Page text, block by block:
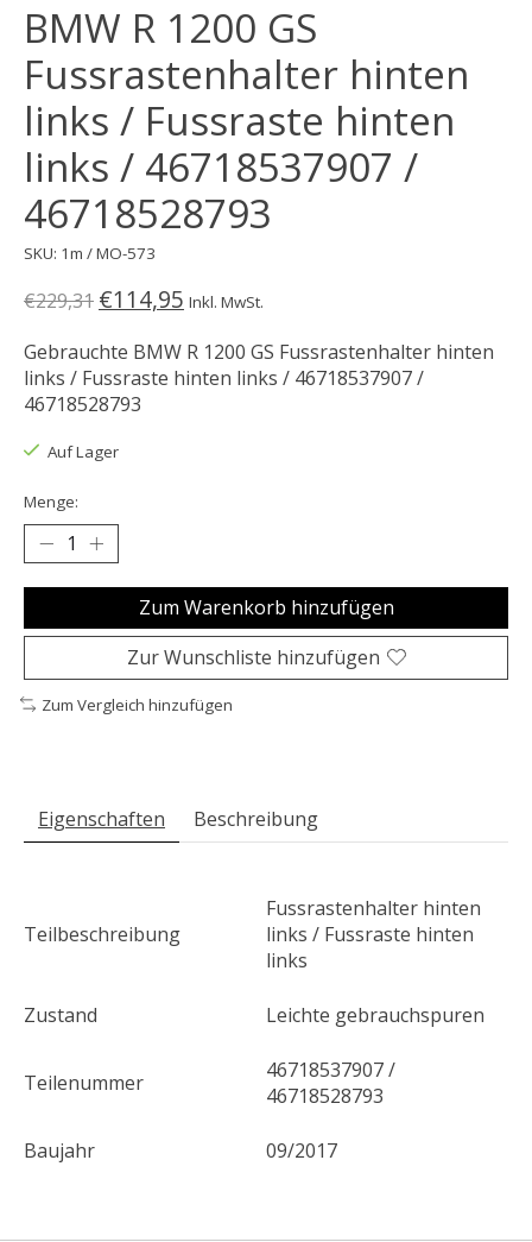
BMW R 1200 GS
Fussrastenhalter hinten
links / Fussraste hinten
links / 46718537907 /
46718528793
SKU: 1m / MO-573
€229,31 €114,95 Inkl. MwSt.
Gebrauchte BMW R 1200 GS Fussrastenhalter hinten
links / Fussraste hinten links / 46718537907 /
46718528793
Auf Lager
Menge:
Zum Warenkorb hinzufügen
Zur Wunschliste hinzufügen
Zum Vergleich hinzufügen
Eigenschaften Beschreibung
Teilbeschreibung
Fussrastenhalter hinten
links / Fussraste hinten
links
Zustand Leichte gebrauchspuren
Teilenummer
46718537907 /
46718528793
Baujahr 09/2017